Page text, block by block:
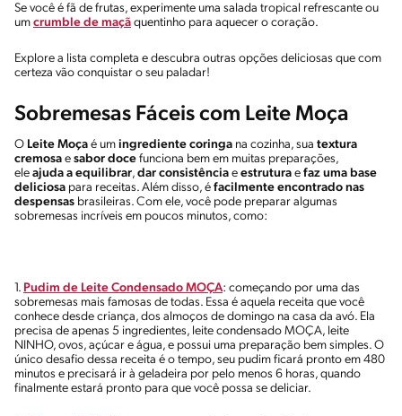
Se você é fã de frutas, experimente uma salada tropical refrescante ou
um crumble de maçã quentinho para aquecer o coração.
Explore a lista completa e descubra outras opções deliciosas que com
certeza vão conquistar o seu paladar!
Sobremesas Fáceis com Leite Moça
O Leite Moça é um ingrediente coringa na cozinha, sua textura
cremosa e sabor doce funciona bem em muitas preparações,
ele ajuda a equilibrar, dar consistência e estrutura e faz uma base
deliciosa para receitas. Além disso, é facilmente encontrado nas
despensas brasileiras. Com ele, você pode preparar algumas
sobremesas incríveis em poucos minutos, como:
1. Pudim de Leite Condensado MOÇA: começando por uma das
sobremesas mais famosas de todas. Essa é aquela receita que você
conhece desde criança, dos almoços de domingo na casa da avó. Ela
precisa de apenas 5 ingredientes, leite condensado MOÇA, leite
NINHO, ovos, açúcar e água, e possui uma preparação bem simples. O
único desafio dessa receita é o tempo, seu pudim ficará pronto em 480
minutos e precisará ir à geladeira por pelo menos 6 horas, quando
finalmente estará pronto para que você possa se deliciar.